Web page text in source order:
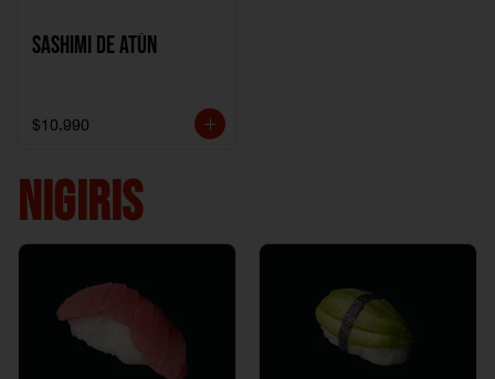
Sashimi de Atún
$10.990
NIGIRIS